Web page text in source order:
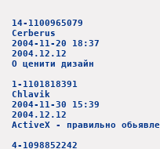
14-1100965079
Cerberus
2004-11-20 18:37
2004.12.12
О ценити дизайн
1-1101818391
Chlavik
2004-11-30 15:39
2004.12.12
ActiveX - правильно
4-1098852242